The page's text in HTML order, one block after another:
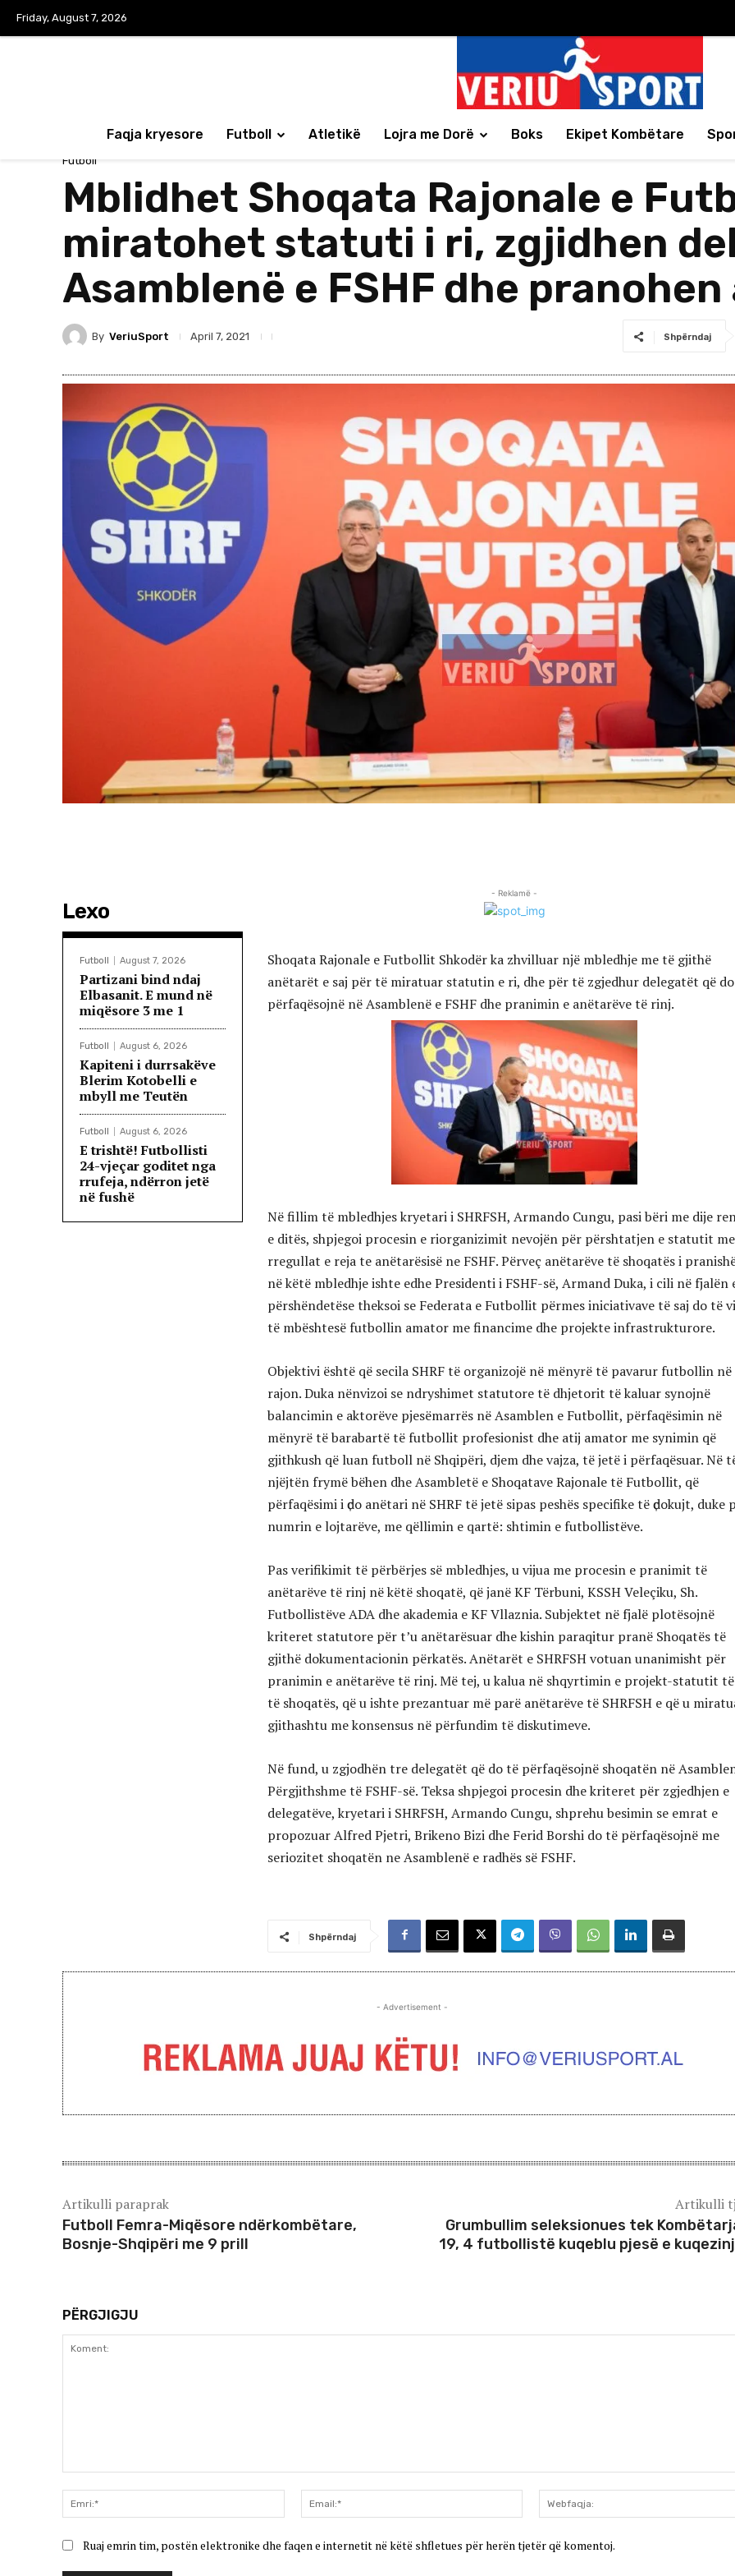
Friday, August 7, 2026
Faqja kryesore Futboll Atletikë Lojra me Dorë Boks Ekipet Kombëtare
Futboll
Mblidhet Shoqata Rajonale e
miratohet statuti i ri, zgjidhen
Asamblenë e FSHF dhe
By VeriuSport April 7, 2021 Shpërndaj
Lexo
Futboll August 7, 2026
Partizani bind ndaj
Elbasanit. E mund në
miqësore 3 me 1
Futboll August 6, 2026
Kapiteni i durrsakëve
Blerim Kotobelli e
mbyll me Teutën
Futboll August 6, 2026
E trishtë! Futbollisti
24-vjeçar goditet nga
rrufeja, ndërron jetë
në fushë
- Reklamë -
Shoqata Rajonale e Futbollit Shkodër ka zhvilluar një mbledhje me të gjithë
anëtarët e saj për të miratuar statutin e ri, dhe për të zgjedhur delegatët që
përfaqësojnë në Asamblenë e FSHF dhe pranimin e anëtarëve të rinj.
Në fillim të mbledhjes kryetari i SHRFSH, Armando Cungu, pasi bëri me dije
e ditës, shpjegoi procesin e riorganizimit nevojën për përshtatjen e statutit me
rregullat e reja te anëtarësisë ne FSHF. Përveç anëtarëve të shoqatës i
në këtë mbledhje ishte edhe Presidenti i FSHF-së, Armand Duka, i cili në fjalën
përshëndetëse theksoi se Federata e Futbollit përmes iniciativave të saj do të
të mbështesë futbollin amator me financime dhe projekte infrastrukturore.
Objektivi është që secila SHRF të organizojë në mënyrë të pavarur futbollin në
rajon. Duka nënvizoi se ndryshimet statutore të dhjetorit të kaluar synojnë
balancimin e aktorëve pjesëmarrës në Asamblen e Futbollit, përfaqësimin në
mënyrë të barabartë të futbollit profesionist dhe atij amator me synimin që
gjithkush që luan futboll në Shqipëri, djem dhe vajza, të jetë i përfaqësuar. Në
njëjtën frymë bëhen dhe Asambletë e Shoqatave Rajonale të Futbollit, që
përfaqësimi i ҫdo anëtari në SHRF të jetë sipas peshës specifike të ҫdokujt, duke
numrin e lojtarëve, me qëllimin e qartë: shtimin e futbollistëve.
Pas verifikimit të përbërjes së mbledhjes, u vijua me procesin e pranimit të
anëtarëve të rinj në këtë shoqatë, që janë KF Tërbuni, KSSH Veleçiku, Sh.
Futbollistëve ADA dhe akademia e KF Vllaznia. Subjektet në fjalë plotësojnë
kriteret statutore për t’u anëtarësuar dhe kishin paraqitur pranë Shoqatës të
gjithë dokumentacionin përkatës. Anëtarët e SHRFSH votuan unanimisht për
pranimin e anëtarëve të rinj. Më tej, u kalua në shqyrtimin e projekt-statutit
të shoqatës, që u ishte prezantuar më parë anëtarëve të SHRFSH e që u
gjithashtu me konsensus në përfundim të diskutimeve.
Në fund, u zgjodhën tre delegatët që do të përfaqësojnë shoqatën në
Përgjithshme të FSHF-së. Teksa shpjegoi procesin dhe kriteret për zgjedhjen e
delegatëve, kryetari i SHRFSH, Armando Cungu, shprehu besimin se emrat e
propozuar Alfred Pjetri, Brikeno Bizi dhe Ferid Borshi do të përfaqësojnë me
seriozitet shoqatën ne Asamblenë e radhës së FSHF.
Shpërndaj
- Advertisement -
Artikulli paraprak
Futboll Femra-Miqësore ndërkombëtare,
Bosnje-Shqipëri me 9 prill
Artikulli
Grumbullim seleksionues tek
19, 4 futbollistë kuqeblu pjesë e
PËRGJIGJU
Emri:*
Email:*
Ruaj emrin tim, postën elektronike dhe faqen e internetit në këtë shfletues për herën tjetër që komentoj.